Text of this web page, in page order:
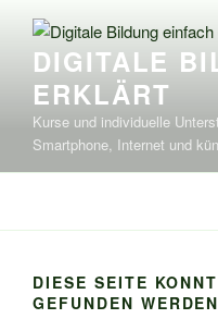
Inhalt
springenDIGITALE
ERKLÄRT
Kurse und individuelle
Smartphone, Internet und
DIESE SEITE
GEFUNDEN